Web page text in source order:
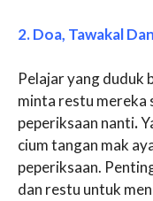
2. Doa, Tawakal
Pelajar yang duduk
minta restu mereka
peperiksaan nanti.
cium tangan mak
peperiksaan.
dan restu untuk